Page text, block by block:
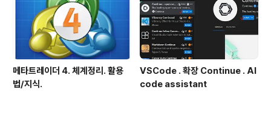
메타트레이더 4. 체계정리. 활용
법/지식.
VSCode . 확장 Continue . AI
code assistant